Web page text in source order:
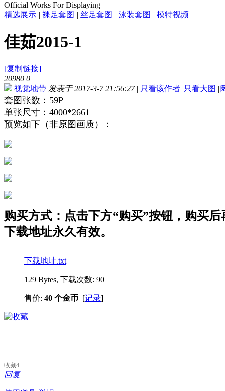
Official Works For Displaying
精选展示 | 裸足套图 | 丝足套图 | 泳装套图 | 模特视频
佳茹2015-1
[复制链接]
20980 0
视觉地带 发表于 2017-3-7 21:56:27 | 只看该作者 |只看大图 |
套图张数：59P
单张尺寸：4000*2661
预览如下（非原图画质）：
购买方式：点击下方“购买”按钮，购买
下载地址永久有效。
下载地址.txt
129 Bytes, 下载次数: 90
售价: 40 个金币 [记录]
收藏4
回复